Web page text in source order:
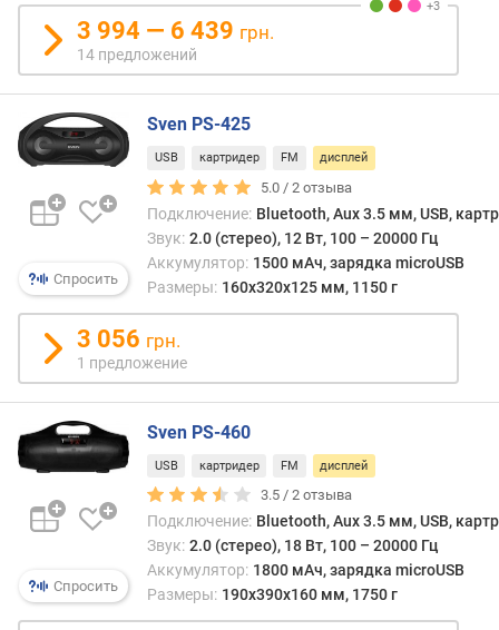
o
t
h
о
л
в
о
н
а
л
о
в
к
о
л
-
в
о
л
3 994 — 6 439 грн.
14 предложений
Спросить
Sven PS-425
USB картридер FM дисплей
5.0 /2 отзыва
Подключение: Bluetooth, Aux 3.5 мм, USB,
Звук: 2.0 (стерео), 12 Вт, 100 – 20000 Гц
Аккумулятор: 1500 мАч, зарядка microUSB
Размеры: 160x320x125 мм, 1150 г
3 056 грн.
1 предложение
Спросить
Sven PS-460
USB картридер FM дисплей
3.5 /2 отзыва
Подключение: Bluetooth, Aux 3.5 мм, USB,
Звук: 2.0 (стерео), 18 Вт, 100 – 20000 Гц
Аккумулятор: 1800 мАч, зарядка microUSB
Размеры: 190x390x160 мм, 1750 г